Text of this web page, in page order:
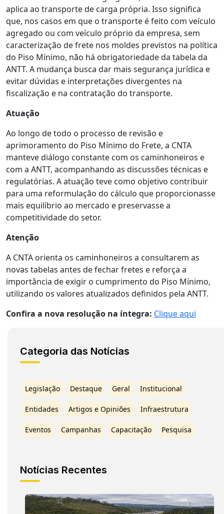
aplica ao transporte de carga própria. Isso significa
que, nos casos em que o transporte é feito com veículo
agregado ou com veículo próprio da empresa, sem
caracterização de frete nos moldes previstos na política
do Piso Mínimo, não há obrigatoriedade da tabela da
ANTT. A mudança busca dar mais segurança jurídica e
evitar dúvidas e interpretações divergentes na
fiscalização e na contratação do transporte.
Atuação
Ao longo de todo o processo de revisão e
aprimoramento do Piso Mínimo do Frete, a CNTA
manteve diálogo constante com os caminhoneiros e
com a ANTT, acompanhando as discussões técnicas e
regulatórias. A atuação teve como objetivo contribuir
para uma reformulação do cálculo que proporcionasse
mais equilíbrio ao mercado e preservasse a
competitividade do setor.
Atenção
A CNTA orienta os caminhoneiros a consultarem as
novas tabelas antes de fechar fretes e reforça a
importância de exigir o cumprimento do Piso Mínimo,
utilizando os valores atualizados definidos pela ANTT.
Confira a nova resolução na íntegra: Clique aqui
Categoria das Notícias
Legislação Destaque Geral Institucional
Entidades Artigos e Opiniões Infraestrutura
Eventos Campanhas Capacitação Pesquisa
Notícias Recentes